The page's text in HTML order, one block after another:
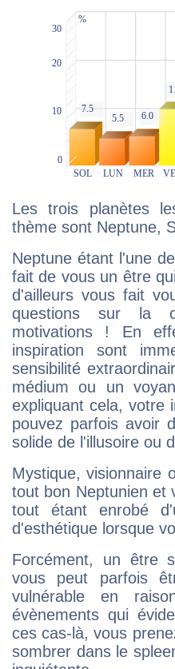
Les trois planètes
thème sont Neptune,
Neptune étant l'une
fait de vous un être
d'ailleurs vous fait
questions sur la
motivations ! En
inspiration sont
sensibilité
médium ou un
expliquant cela, votre
pouvez parfois avoir
solide de l'illusoire ou
Mystique, visionnaire
tout bon Neptunien et
tout étant enrobé
d'esthétique lorsque
Forcément, un être
vous peut parfois
vulnérable en
évènements qui
ces cas-là, vous
sombrer dans le